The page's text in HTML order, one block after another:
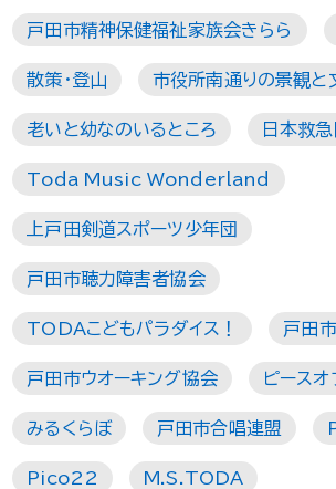
戸田市精神保健福祉家族会きらら
散策・登山 市役所南通りの景観と
老いと幼なのいるところ 日本救
Toda Music Wonderland
上戸田剣道スポーツ少年団
戸田市聴力障害者協会
TODAこどもパラダイス！ 戸田
戸田市ウオーキング協会 ピースオ
みるくらぼ 戸田市合唱連盟
Pico22 M.S.TODA